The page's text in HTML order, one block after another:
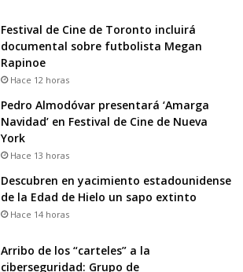
Festival de Cine de Toronto incluirá
documental sobre futbolista Megan
Rapinoe
Hace 12 horas
Pedro Almodóvar presentará ‘Amarga
Navidad’ en Festival de Cine de Nueva
York
Hace 13 horas
Descubren en yacimiento estadounidense
de la Edad de Hielo un sapo extinto
Hace 14 horas
Arribo de los “carteles” a la
ciberseguridad: Grupo de